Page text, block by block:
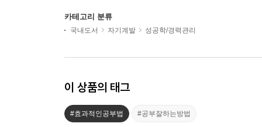
카테고리 분류
국내도서 자기계발 성공학/경력관리
이 상품의 태그
#효과적인공부법 #공부잘하는방법